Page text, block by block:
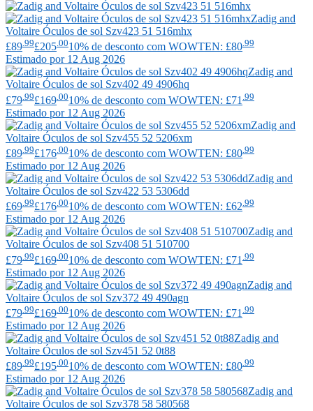
Zadig and
Voltaire Óculos de sol Szv423 51 516mhx
£89 .99£205 .0010% de desconto com WOWTEN: £80 .99
Estimado por 12 Aug 2026
Zadig and
Voltaire Óculos de sol Szv402 49 4906hq
£79 .99£169 .0010% de desconto com WOWTEN: £71 .99
Estimado por 12 Aug 2026
Zadig and
Voltaire Óculos de sol Szv455 52 5206xm
£89 .99£176 .0010% de desconto com WOWTEN: £80 .99
Estimado por 12 Aug 2026
Zadig and
Voltaire Óculos de sol Szv422 53 5306dd
£69 .99£176 .0010% de desconto com WOWTEN: £62 .99
Estimado por 12 Aug 2026
Zadig and
Voltaire Óculos de sol Szv408 51 510700
£79 .99£169 .0010% de desconto com WOWTEN: £71 .99
Estimado por 12 Aug 2026
Zadig and
Voltaire Óculos de sol Szv372 49 490agn
£79 .99£169 .0010% de desconto com WOWTEN: £71 .99
Estimado por 12 Aug 2026
Zadig and
Voltaire Óculos de sol Szv451 52 0t88
£89 .99£195 .0010% de desconto com WOWTEN: £80 .99
Estimado por 12 Aug 2026
Zadig and
Voltaire Óculos de sol Szv378 58 580568